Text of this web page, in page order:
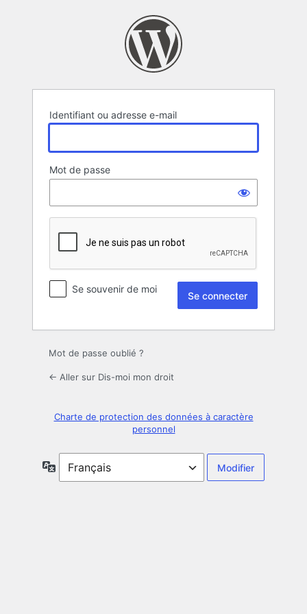
Identifiant ou adresse e-mail
Mot de passe
Se souvenir de moi
Mot de passe oublié ?
← Aller sur Dis-moi mon droit
Charte de protection des données à caractère
personnel
Langue